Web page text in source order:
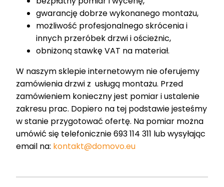
gwarancję dobrze wykonanego montażu,
możliwość profesjonalnego skrócenia i
innych przeróbek drzwi i ościeżnic,
obniżoną stawkę VAT na materiał.
W naszym sklepie internetowym nie oferujemy
zamówienia drzwi z usługą montażu. Przed
zamówieniem konieczny jest pomiar i ustalenie
zakresu prac. Dopiero na tej podstawie jesteśmy
w stanie przygotować ofertę. Na pomiar można
umówić się telefonicznie 693 114 311 lub wysyłając
email na: kontakt@domovo.eu